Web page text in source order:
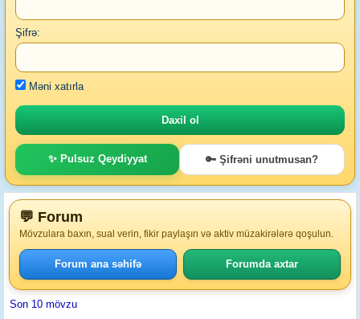
Şifrə:
Məni xatırla
✨ Pulsuz Qeydiyyat 🔑 Şifrəni unutmusan?
💬 Forum
Mövzulara baxın, sual verin, fikir paylaşın və aktiv müzakirələrə qoşulun.
Forum ana səhifə Forumda axtar
Son 10 mövzu